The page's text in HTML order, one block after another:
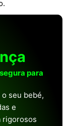
para
o seu bebé,
e
rigorosos